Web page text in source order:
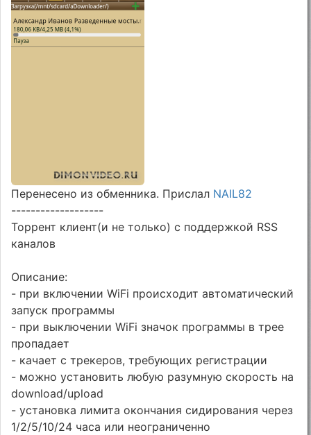
Перенесено из обменника. Прислал NAIL82
-------------------
Торрент клиент(и не только) с поддержкой RSS
каналов
Описание:
- при включении WiFi происходит автоматический
запуск программы
- при выключении WiFi значок программы в трее
пропадает
- качает с трекеров, требующих регистрации
- можно установить любую разумную скорость на
download/upload
- установка лимита окончания сидирования через
1/2/5/10/24 часа или неограниченно